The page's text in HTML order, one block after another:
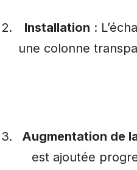
Installation :
une colonne
Augmentation de
est ajoutée